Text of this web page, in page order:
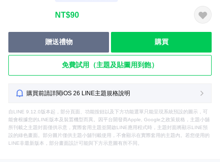
NT$90
贈送禮物 購買
免費試用（主題及貼圖用到飽）
購買前請詳閱iOS 26 LINE主題規格說明
自LINE 9.12.0版本起，部分頁面、功能按鈕以及下方功能選單只能呈現系統預設的圖示，可
能會根據您的LINE版本及裝置機型而異。因平台開發商Apple, Google之政策規格，主題小舖
所刊載之主題封面僅供示意，實際套用主題並開啟LINE應用程式時，主題封面將顯示LINE預
設的綠色畫面。部分圖片僅供主題小舖刊載使用，不會顯示在實際套用的主題內。若您使用的
LINE非最新版本，部分畫面設計可能與下方示意圖有所不同。